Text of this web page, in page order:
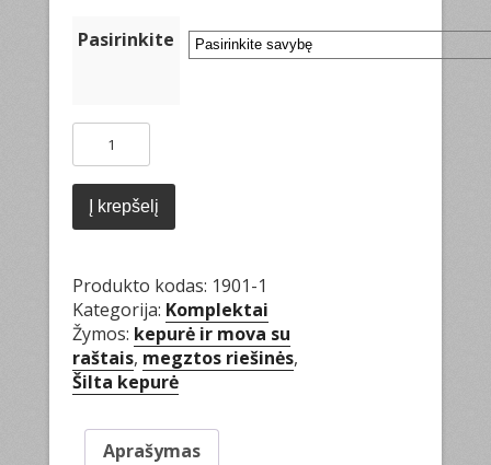
Pasirinkite
kiekis:
Kepurė,
šalikas,
pirštinės
Į krepšelį
Produkto kodas: 1901-1
Kategorija: Komplektai
Žymos: kepurė ir mova su
raštais, megztos riešinės,
Šilta kepurė
Aprašymas